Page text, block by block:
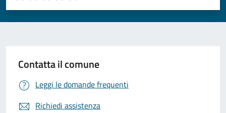
Valuta 5 stelle su 5
Valuta 4 stelle su 5
Valuta 3 stelle su 5
Valuta 2 stelle su 5
Valuta 1 stelle su 5
Contatta il comune
Leggi le domande frequenti
Richiedi assistenza